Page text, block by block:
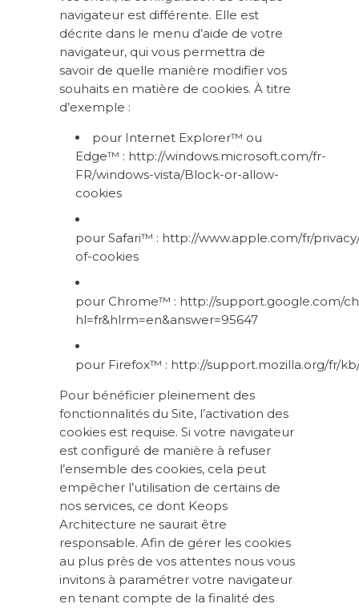
navigateur est différente. Elle est
décrite dans le menu d’aide de votre
navigateur, qui vous permettra de
savoir de quelle manière modifier vos
souhaits en matière de cookies. À titre
d’exemple :
pour Internet Explorer™ ou
Edge™ : http://windows.microsoft.com/fr-
FR/windows-vista/Block-or-allow-
cookies
pour Safari™ : http://www.apple.com/fr/
of-cookies
pour Chrome™ : http://support.google.com/
hl=fr&hlrm=en&answer=95647
pour Firefox™ : http://support.mozilla.org/fr/
Pour bénéficier pleinement des
fonctionnalités du Site, l’activation des
cookies est requise. Si votre navigateur
est configuré de manière à refuser
l’ensemble des cookies, cela peut
empêcher l’utilisation de certains de
nos services, ce dont Keops
Architecture ne saurait être
responsable. Afin de gérer les cookies
au plus près de vos attentes nous vous
invitons à paramétrer votre navigateur
en tenant compte de la finalité des